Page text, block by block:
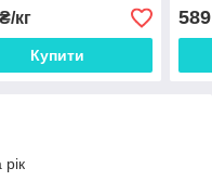
кг
Купити
589